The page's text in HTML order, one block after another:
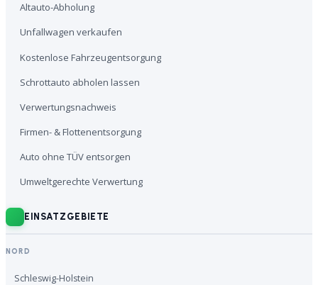
Altauto-Abholung
Unfallwagen verkaufen
Kostenlose Fahrzeugentsorgung
Schrottauto abholen lassen
Verwertungsnachweis
Firmen- & Flottenentsorgung
Auto ohne TÜV entsorgen
Umweltgerechte Verwertung
EINSATZGEBIETE
NORD
Schleswig-Holstein